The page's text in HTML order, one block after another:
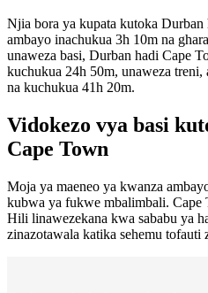
Njia bora ya kupata kutoka
ambayo inachukua 3h 10m na
unaweza basi, Durban hadi Cape
kuchukua 24h 50m, unaweza treni,
na kuchukua 41h 20m.
Vidokezo vya basi
Cape Town
Moja ya maeneo ya kwanza
kubwa ya fukwe mbalimbali. Cape
Hili linawezekana kwa sababu ya
zinazotawala katika sehemu tofauti